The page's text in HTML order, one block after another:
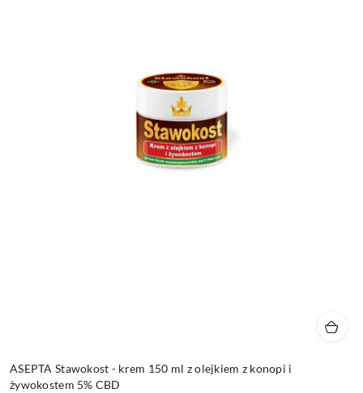
ASEPTA Stawokost - krem 150 ml z olejkiem z konopi i
żywokostem 5% CBD